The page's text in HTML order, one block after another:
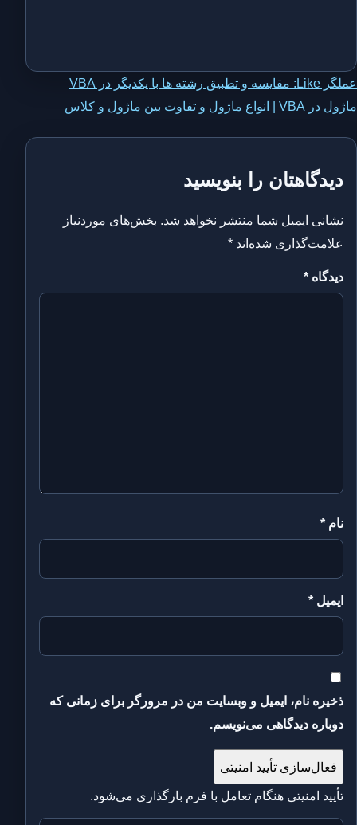
راهبری
نوشته
عملگر Like: مقایسه و تطبیق رشته ها با یکدیگر در VBA
ماژول در VBA | انواع ماژول و تفاوت بین ماژول و کلاس
دیدگاهتان را بنویسید
نشانی ایمیل شما منتشر نخواهد شد. بخش‌های موردنیاز
علامت‌گذاری شده‌اند *
دیدگاه *
نام *
ایمیل *
ذخیره نام، ایمیل و وبسایت من در مرورگر برای زمانی که
دوباره دیدگاهی می‌نویسم.
فعال‌سازی تأیید امنیتی
تأیید امنیتی هنگام تعامل با فرم بارگذاری می‌شود.